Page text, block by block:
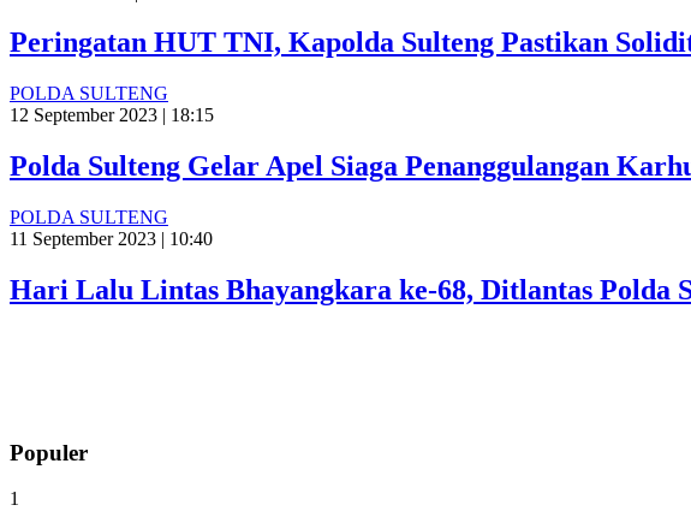
Peringatan HUT TNI, Kapolda Sulteng Pastikan
POLDA SULTENG
12 September 2023 | 18:15
Polda Sulteng Gelar Apel Siaga Penanggulangan
POLDA SULTENG
11 September 2023 | 10:40
Hari Lalu Lintas Bhayangkara ke-68, Ditlantas
Populer
1